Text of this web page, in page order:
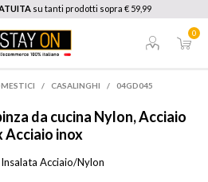
su tanti prodotti sopra € 59,99
0
/ CASALINGHI / 04GD045
da cucina Nylon, Acciaio
Acciaio inox
Acciaio/Nylon